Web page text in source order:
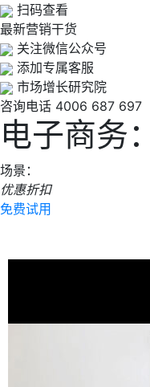
扫码查看
最新营销干货
关注微信公众号
添加专属客服
市场增长研究院
咨询电话 4006 687 697
电子商务
场景：
优惠折扣
免费试用